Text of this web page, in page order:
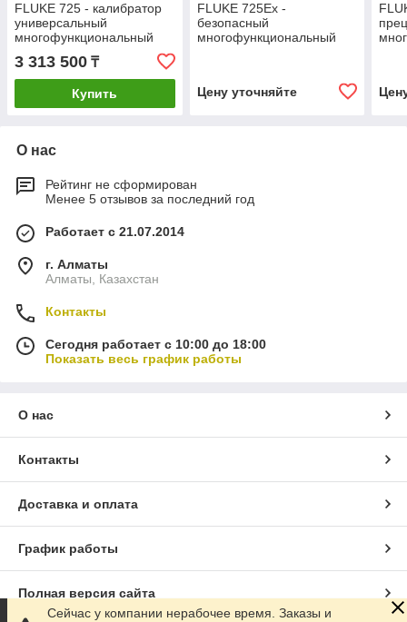
FLUKE 725 - калибратор
универсальный
многофункциональный
3 313 500 ₸
Купить
FLUKE 725Ex -
безопасный
многофункциональный
ПОСТАВЛЯЕТСЯ В
Цену уточняйте
О нас
Рейтинг не сформирован
Менее 5 отзывов за последний год
Работает с 21.07.2014
г. Алматы
Алматы, Казахстан
Контакты
Сегодня работает с 10:00 до 18:00
Показать весь график работы
О нас
Контакты
Доставка и оплата
График работы
Полная версия сайта
Сейчас у компании нерабочее время. Заказы и